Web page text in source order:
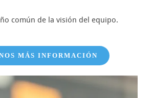
común de la visión del equipo.
MÁS INFORMACIÓN